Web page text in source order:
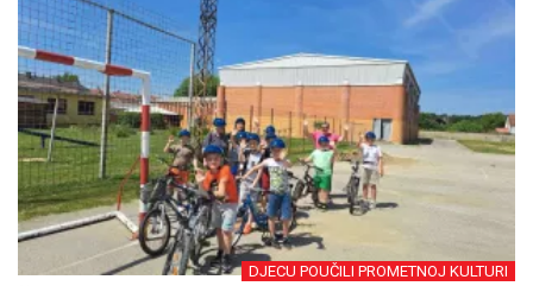
DJECU POUČILI PROMETNOJ KULTURI